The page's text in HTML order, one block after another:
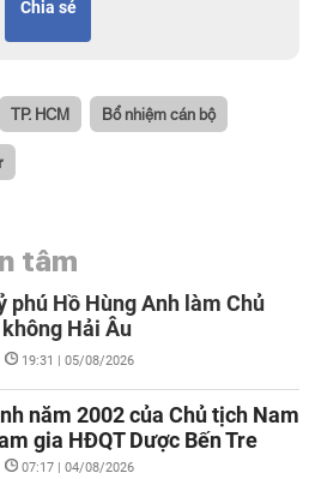
Chia sẻ
TP. HCM Bổ nhiệm cán bộ
tâm
phú Hồ Hùng Anh làm Chủ
Hải Âu
19:31 | 05/08/2026
năm 2002 của Chủ tịch Nam
gia HĐQT Dược Bến Tre
07:17 | 04/08/2026